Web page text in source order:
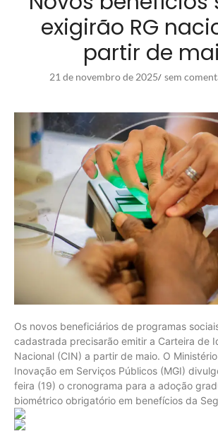
exigirão RG
partir de
21 de novembro de 2025/ sem
Os novos beneficiários de programas
cadastrada precisarão emitir a Carteira de
Nacional (CIN) a partir de maio. O
Inovação em Serviços Públicos (MGI)
feira (19) o cronograma para a adoção
biométrico obrigatório em benefícios da